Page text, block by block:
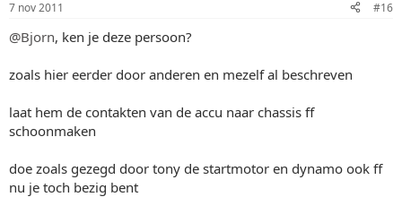
7 nov 2011 #16
@Bjorn, ken je deze persoon?
zoals hier eerder door anderen en mezelf al beschreven
laat hem de contakten van de accu naar chassis ff
schoonmaken
doe zoals gezegd door tony de startmotor en dynamo ook ff
nu je toch bezig bent